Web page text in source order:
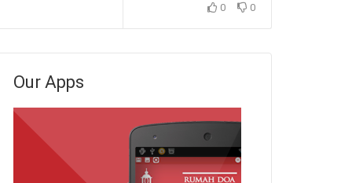
0 0
Our Apps